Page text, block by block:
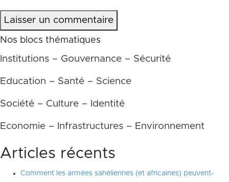
Laisser un commentaire
Nos blocs thématiques
Institutions – Gouvernance – Sécurité
Education – Santé – Science
Société – Culture – Identité
Economie – Infrastructures – Environnement
Articles récents
Comment les armées sahéliennes (et africaines) peuvent-